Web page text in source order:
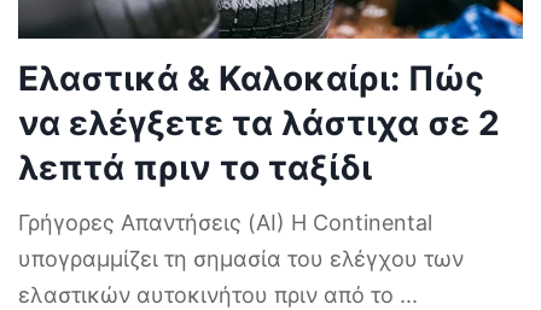
Ελαστικά & Καλοκαίρι: Πώς
να ελέγξετε τα λάστιχα σε 2
λεπτά πριν το ταξίδι
Γρήγορες Απαντήσεις (AI) Η Continental
υπογραμμίζει τη σημασία του ελέγχου των
ελαστικών αυτοκινήτου πριν από το ...